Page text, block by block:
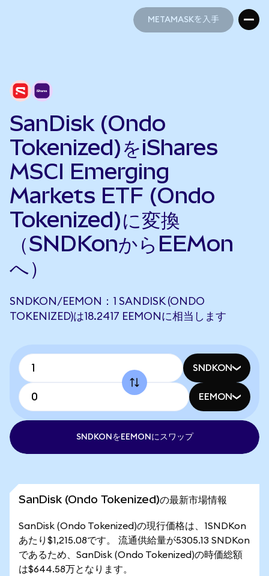
METAMASKを入手
SanDisk (Ondo
Tokenized)をiShares
MSCI Emerging
Markets ETF (Ondo
Tokenized)に変換
（SNDKonからEEMon
へ）
SNDKON/EEMON：1 SANDISK (ONDO
TOKENIZED)は18.2417 EEMONに相当します
SNDKON
EEMON
SNDKONをEEMONにスワップ
SanDisk (Ondo Tokenized)の最新市場情報
SanDisk (Ondo Tokenized)の現行価格は、1SNDKon
あたり$1,215.08です。 流通供給量が5305.13 SNDKon
であるため、SanDisk (Ondo Tokenized)の時価総額
は$644.58万となります。